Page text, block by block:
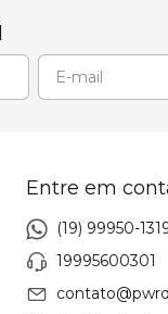
Entre em
(19) 99950-
19995600301